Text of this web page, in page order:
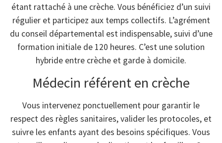
étant rattaché à une crèche. Vous bénéficiez d’un suivi
régulier et participez aux temps collectifs. L’agrément
du conseil départemental est indispensable, suivi d’une
formation initiale de 120 heures. C’est une solution
hybride entre crèche et garde à domicile.
Médecin référent en crèche
Vous intervenez ponctuellement pour garantir le
respect des règles sanitaires, valider les protocoles, et
suivre les enfants ayant des besoins spécifiques. Vous